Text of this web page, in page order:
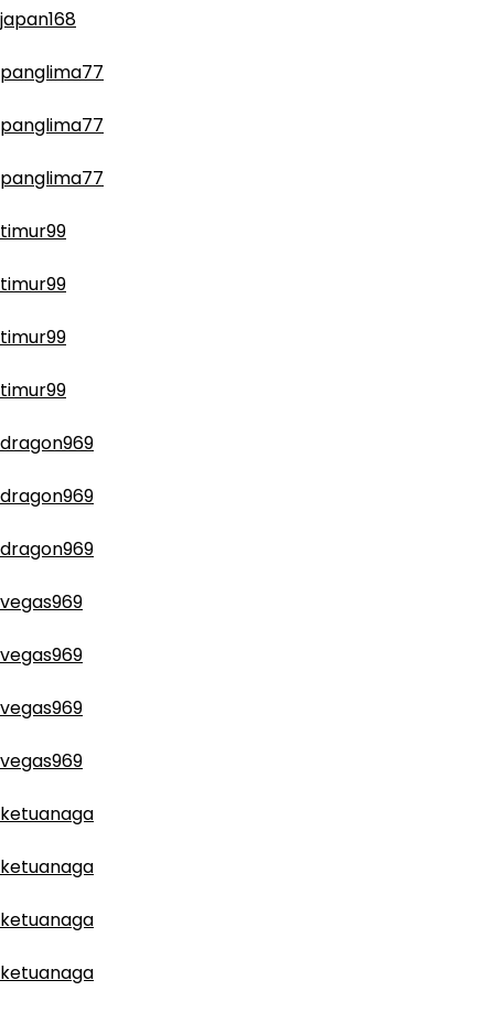
japan168
panglima77
panglima77
panglima77
timur99
timur99
timur99
timur99
dragon969
dragon969
dragon969
vegas969
vegas969
vegas969
vegas969
ketuanaga
ketuanaga
ketuanaga
ketuanaga